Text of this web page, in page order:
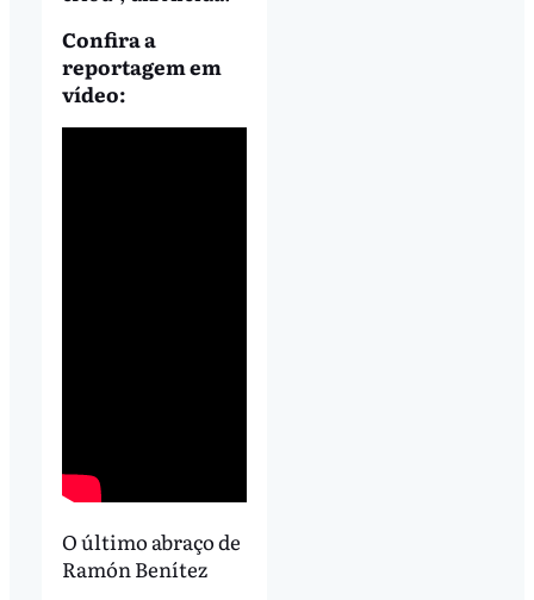
Confira a
reportagem em
vídeo:
O último abraço de
Ramón Benítez